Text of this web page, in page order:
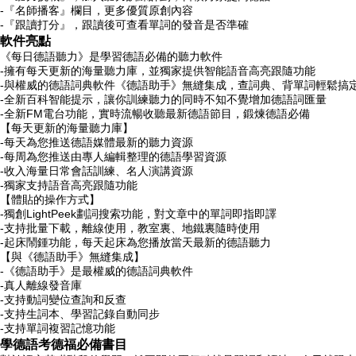
-『名師播客』欄目，更多優質原創內容
-『跟讀打分』，跟讀後可查看單詞的發音是否準確
軟件亮點
《每日德語聽力》是學習德語必備的聽力軟件
-擁有每天更新的海量聽力庫，並獨家提供智能語音高亮跟隨功能
-與權威的德語詞典軟件《德語助手》無縫集成，查詞典、背單詞輕鬆搞
-全新百科智能提示，讓你訓練聽力的同時不知不覺增加德語詞匯量
-全新FM電台功能，實時流暢收聽最新德語節目，鍛煉德語必備
【每天更新的海量聽力庫】
-每天為您推送德語媒體最新的聽力資源
-每周為您推送由專人編輯整理的德語學習資源
-收入海量日常會話訓練、名人演講資源
-獨家支持語音高亮跟隨功能
【體貼的操作方式】
-獨創LightPeek劃詞搜索功能，對文章中的單詞即指即譯
-支持批量下載，離線使用，教室裏、地鐵裏隨時使用
-起床鬧鍾功能，每天起床為您播放當天最新的德語聽力
【與《德語助手》無縫集成】
-《德語助手》是最權威的德語詞典軟件
-真人離線發音庫
-支持動詞變位查詢和反查
-支持生詞本、學習記錄自動同步
-支持單詞複習記憶功能
學德語考德福必備書目